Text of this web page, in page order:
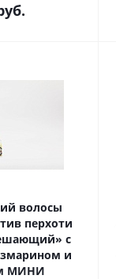
волосы
перхоти
с
и
МИНИ